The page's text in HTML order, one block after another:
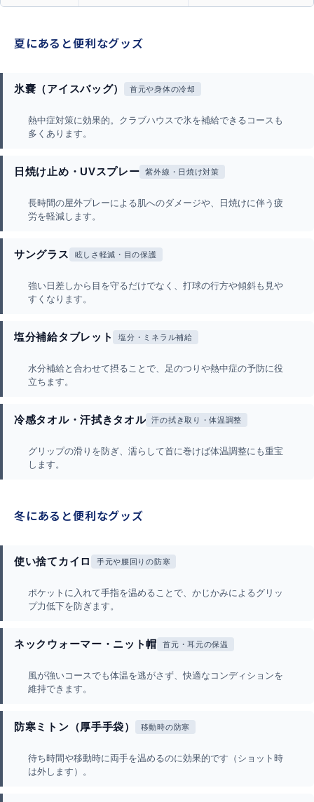
夏にあると便利なグッズ
氷嚢（アイスバッグ） 首元や身体の冷却
熱中症対策に効果的。クラブハウスで氷を補給できるコースも
多くあります。
日焼け止め・UVスプレー 紫外線・日焼け対策
長時間の屋外プレーによる肌へのダメージや、日焼けに伴う疲
労を軽減します。
サングラス 眩しさ軽減・目の保護
強い日差しから目を守るだけでなく、打球の行方や傾斜も見や
すくなります。
塩分補給タブレット 塩分・ミネラル補給
水分補給と合わせて摂ることで、足のつりや熱中症の予防に役
立ちます。
冷感タオル・汗拭きタオル 汗の拭き取り・体温調整
グリップの滑りを防ぎ、濡らして首に巻けば体温調整にも重宝
します。
冬にあると便利なグッズ
使い捨てカイロ 手元や腰回りの防寒
ポケットに入れて手指を温めることで、かじかみによるグリッ
プ力低下を防ぎます。
ネックウォーマー・ニット帽 首元・耳元の保温
風が強いコースでも体温を逃がさず、快適なコンディションを
維持できます。
防寒ミトン（厚手手袋） 移動時の防寒
待ち時間や移動時に両手を温めるのに効果的です（ショット時
は外します）。